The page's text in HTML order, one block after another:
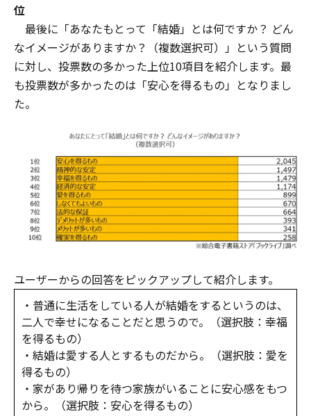
位
最後に「あなたもとって「結婚」とは何ですか？ どん
なイメージがありますか？（複数選択可）」という質問
に対し、投票数の多かった上位10項目を紹介します。最
も投票数が多かったのは「安心を得るもの」となりまし
た。
ユーザーからの回答をピックアップして紹介します。
・普通に生活をしている人が結婚をするというのは、
二人で幸せになることだと思うので。（選択肢：幸福
を得るもの）
・結婚は愛する人とするものだから。（選択肢：愛を
得るもの）
・家があり帰りを待つ家族がいることに安心感をもつ
から。（選択肢：安心を得るもの）